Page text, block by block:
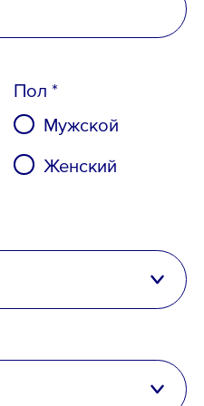
кадрового
Пол *
Мужской
Женский